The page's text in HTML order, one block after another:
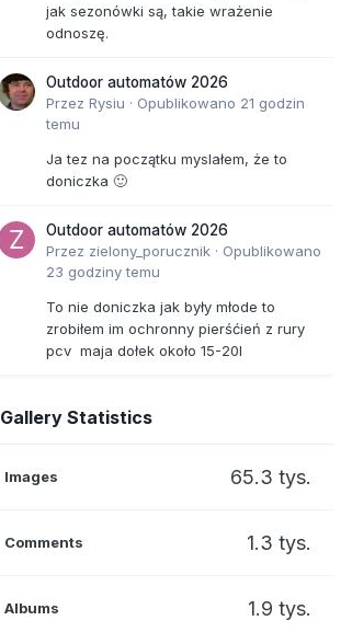
jak sezonówki są, takie wrażenie
odnoszę.
Outdoor automatów 2026
Przez Rysiu · Opublikowano 21 godzin
temu
Ja tez na początku myslałem, że to
doniczka 🙂
Outdoor automatów 2026
Przez zielony_porucznik · Opublikowano
23 godziny temu
To nie doniczka jak były młode to
zrobiłem im ochronny pierśćień z rury
pcv maja dołek około 15-20l
Gallery Statistics
Images 65.3 tys.
Comments 1.3 tys.
Albums 1.9 tys.